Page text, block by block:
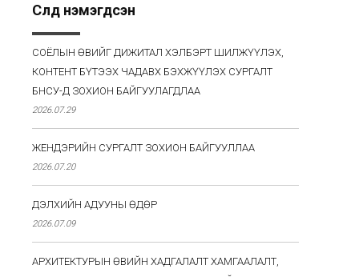
Сүүлд нэмэгдсэн
СОЁЛЫН ӨВИЙГ ДИЖИТАЛ ХЭЛБЭРТ ШИЛЖҮҮЛЭХ,
КОНТЕНТ БҮТЭЭХ ЧАДАВХ БЭХЖҮҮЛЭХ СУРГАЛТ
БНСУ-Д ЗОХИОН БАЙГУУЛАГДЛАА
2026.07.29
ЖЕНДЭРИЙН СУРГАЛТ ЗОХИОН БАЙГУУЛЛАА
2026.07.20
ДЭЛХИЙН АДУУНЫ ӨДӨР
2026.07.09
АРХИТЕКТУРЫН ӨВИЙН ХАДГАЛАЛТ ХАМГААЛАЛТ,